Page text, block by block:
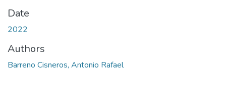
Date
2022
Authors
Barreno Cisneros, Antonio Rafael